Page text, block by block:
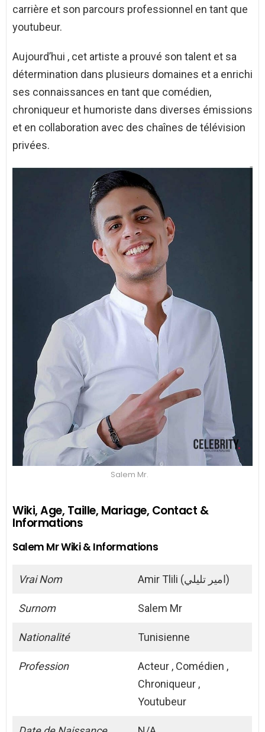
carrière et son parcours professionnel en tant que
youtubeur.
Aujourd’hui , cet artiste a prouvé son talent et sa
détermination dans plusieurs domaines et a enrichi
ses connaissances en tant que comédien,
chroniqueur et humoriste dans diverses émissions
et en collaboration avec des chaînes de télévision
privées.
Salem Mr.
Wiki, Age, Taille, Mariage, Contact &
Informations
Salem Mr Wiki & Informations
Vrai Nom Amir Tlili (امير تليلي)
Surnom Salem Mr
Nationalité Tunisienne
Profession
Acteur , Comédien ,
Chroniqueur ,
Youtubeur